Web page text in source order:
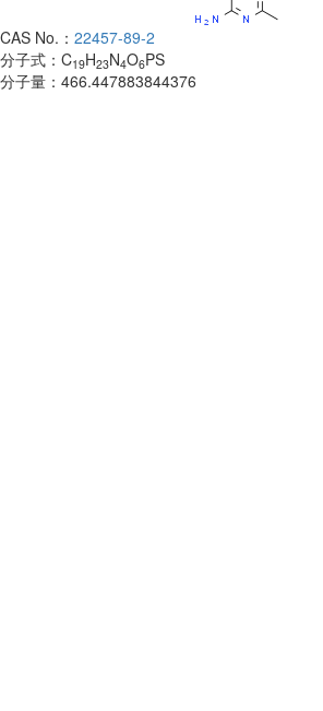
CAS No.： 22457-89-2
分子式： C19H23N4O6PS
分子量： 466.447883844376